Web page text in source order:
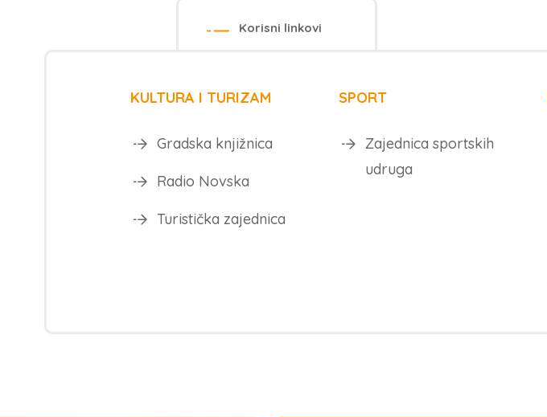
Korisni linkovi
KULTURA I TURIZAM
Gradska knjižnica
Radio Novska
Turistička zajednica
SPORT
Zajednica sportskih
udruga